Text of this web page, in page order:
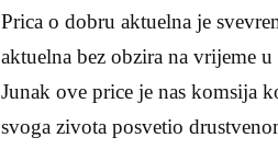
Prica o dobru aktuelna je
aktuelna bez obzira na vrijeme
Junak ove price je nas komsija
svoga zivota posvetio